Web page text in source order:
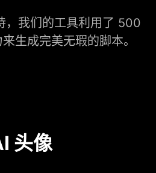
，我们的工具利用了 500
生成完美无瑕的脚本。
头像